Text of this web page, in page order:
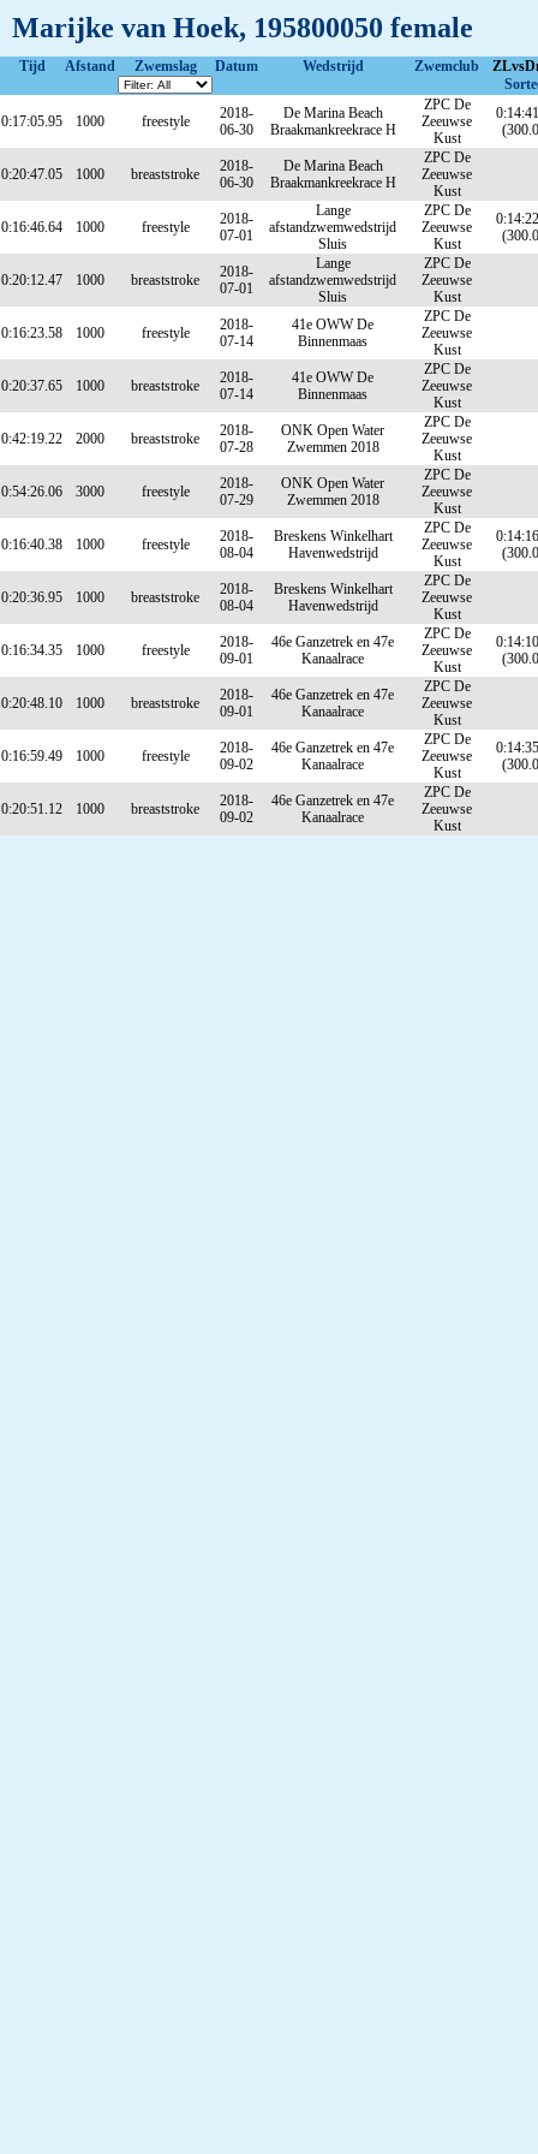
Marijke van Hoek, 195800050 female
Tijd Afstand Zwemslag Datum Wedstrijd Zwemclub
0:17:05.95 1000 freestyle
2018-
06-30
De Marina Beach
Braakmankreekrace H
ZPC De
Zeeuwse
Kust
0:20:47.05 1000 breaststroke
2018-
06-30
De Marina Beach
Braakmankreekrace H
ZPC De
Zeeuwse
Kust
0:16:46.64 1000 freestyle
2018-
07-01
Lange
afstandzwemwedstrijd
Sluis
ZPC De
Zeeuwse
Kust
0:20:12.47 1000 breaststroke
2018-
07-01
Lange
afstandzwemwedstrijd
Sluis
ZPC De
Zeeuwse
Kust
0:16:23.58 1000 freestyle
2018-
07-14
41e OWW De
Binnenmaas
ZPC De
Zeeuwse
Kust
0:20:37.65 1000 breaststroke
2018-
07-14
41e OWW De
Binnenmaas
ZPC De
Zeeuwse
Kust
0:42:19.22 2000 breaststroke
2018-
07-28
ONK Open Water
Zwemmen 2018
ZPC De
Zeeuwse
Kust
0:54:26.06 3000 freestyle
2018-
07-29
ONK Open Water
Zwemmen 2018
ZPC De
Zeeuwse
Kust
0:16:40.38 1000 freestyle
2018-
08-04
Breskens Winkelhart
Havenwedstrijd
ZPC De
Zeeuwse
Kust
0:20:36.95 1000 breaststroke
2018-
08-04
Breskens Winkelhart
Havenwedstrijd
ZPC De
Zeeuwse
Kust
0:16:34.35 1000 freestyle
2018-
09-01
46e Ganzetrek en 47e
Kanaalrace
ZPC De
Zeeuwse
Kust
0:20:48.10 1000 breaststroke
2018-
09-01
46e Ganzetrek en 47e
Kanaalrace
ZPC De
Zeeuwse
Kust
0:16:59.49 1000 freestyle
2018-
09-02
46e Ganzetrek en 47e
Kanaalrace
ZPC De
Zeeuwse
Kust
0:20:51.12 1000 breaststroke
2018-
09-02
46e Ganzetrek en 47e
Kanaalrace
ZPC De
Zeeuwse
Kust